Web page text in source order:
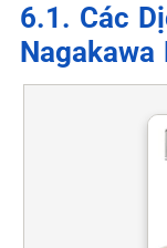
6.1. Các